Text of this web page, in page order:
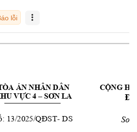
lỗi
ÁN NHÂN DÂN
VỰC 4 – SƠN LA
13/2025/QĐST- DS
CỘNG
Sơn